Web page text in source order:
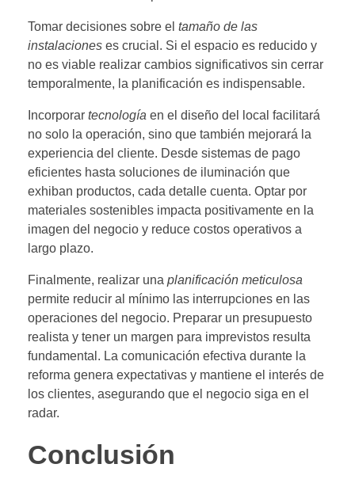
Tomar decisiones sobre el tamaño de las
instalaciones es crucial. Si el espacio es reducido y
no es viable realizar cambios significativos sin cerrar
temporalmente, la planificación es indispensable.
Incorporar tecnología en el diseño del local facilitará
no solo la operación, sino que también mejorará la
experiencia del cliente. Desde sistemas de pago
eficientes hasta soluciones de iluminación que
exhiban productos, cada detalle cuenta. Optar por
materiales sostenibles impacta positivamente en la
imagen del negocio y reduce costos operativos a
largo plazo.
Finalmente, realizar una planificación meticulosa
permite reducir al mínimo las interrupciones en las
operaciones del negocio. Preparar un presupuesto
realista y tener un margen para imprevistos resulta
fundamental. La comunicación efectiva durante la
reforma genera expectativas y mantiene el interés de
los clientes, asegurando que el negocio siga en el
radar.
Conclusión